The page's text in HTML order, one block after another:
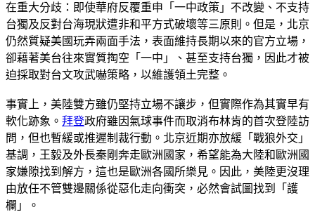
在重大分歧：即使華府反覆重申「一中政策」不改變、不支持
台獨及反對台海現狀遭非和平方式破壞等三原則。但是，北京
仍然質疑美國玩弄兩面手法，表面維持長期以來的官方立場，
卻藉著美台往來實質掏空「一中」、甚至支持台獨，因此才被
迫採取對台文攻武嚇策略，以維護領土完整。
事實上，美陸雙方雖仍堅持立場不讓步，但實際作為其實早有
軟化跡象。 拜登政府雖因氣球事件而取消布林肯的首次登陸訪
問，但也暫緩或推遲制裁行動。北京近期亦放緩「戰狼外交」
基調，王毅及外長秦剛奔走歐洲國家，希望能為大陸和歐洲國
家嫌隙找到解方，這也是歐洲各國所樂見。因此，美陸更沒理
由放任不管雙邊關係從惡化走向衝突，必然會試圖找到「護
欄」。